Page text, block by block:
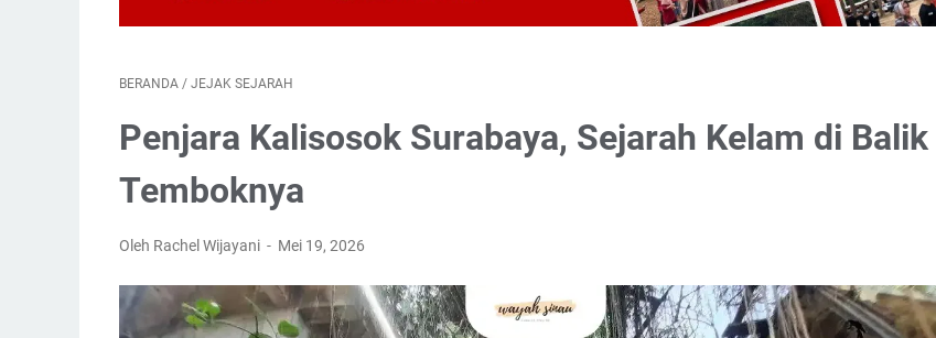
BERANDA / JEJAK SEJARAH
Penjara Kalisosok Surabaya, Sejarah Kelam di Balik
Temboknya
Oleh Rachel Wijayani Mei 19, 2026